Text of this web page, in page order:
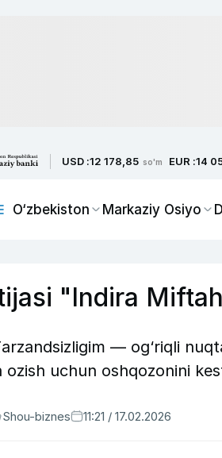
USD :12 178,85 so'm EUR :14
O‘zbekiston Markaziy Osiyo
"Indira
— og‘riqli
ozish uchun oshqozonini
Shou-biznes 11:21 / 17.02.2026